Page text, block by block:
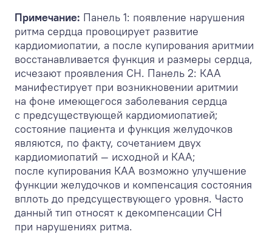
Примечание: Панель 1: появление нарушения
ритма сердца провоцирует развитие
кардиомиопатии, а после купирования аритмии
восстанавливается функция и размеры сердца,
исчезают проявления СН. Панель 2: КАА
манифестирует при возникновении аритмии
на фоне имеющегося заболевания сердца
с предсуществующей кардиомиопатией;
состояние пациента и функция желудочков
являются, по факту, сочетанием двух
кардиомиопатий — исходной и КАА;
после купирования КАА возможно улучшение
функции желудочков и компенсация состояния
вплоть до предсуществующего уровня. Часто
данный тип относят к декомпенсации СН
при нарушениях ритма.